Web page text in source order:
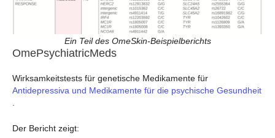
Ein Teil des OmeSkin-Beispielberichts
OmePsychiatricMeds
Wirksamkeitstests für genetische Medikamente für
Antidepressiva und Medikamente für die psychische Gesundheit
Der Bericht zeigt: